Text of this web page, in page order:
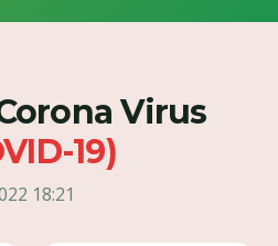
Virus
19)
18:21